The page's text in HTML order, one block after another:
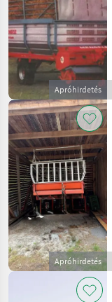
Apróhirdetés
Apróhirdetés